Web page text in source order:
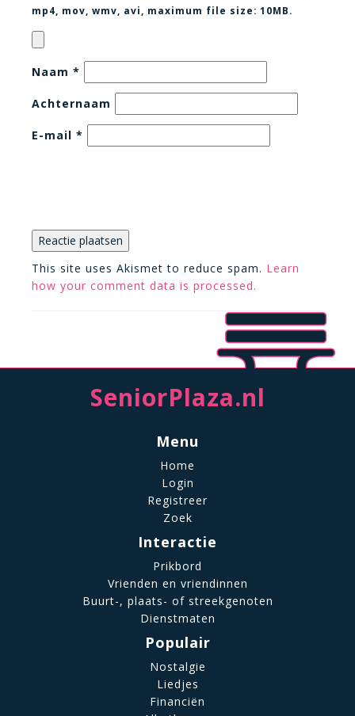
mp4, mov, wmv, avi
, maximum file size: 10MB.
Naam *
Achternaam
E-mail *
This site uses Akismet to reduce spam. Learn
how your comment data is processed.
SeniorPlaza.nl
Menu
Home
Login
Registreer
Zoek
Interactie
Prikbord
Vrienden en vriendinnen
Buurt-, plaats- of streekgenoten
Dienstmaten
Populair
Nostalgie
Liedjes
Financiën